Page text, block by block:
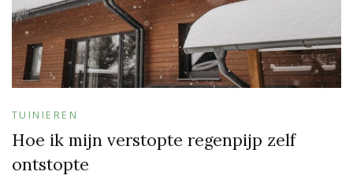
TUINIEREN
Hoe ik mijn verstopte regenpijp zelf
ontstopte